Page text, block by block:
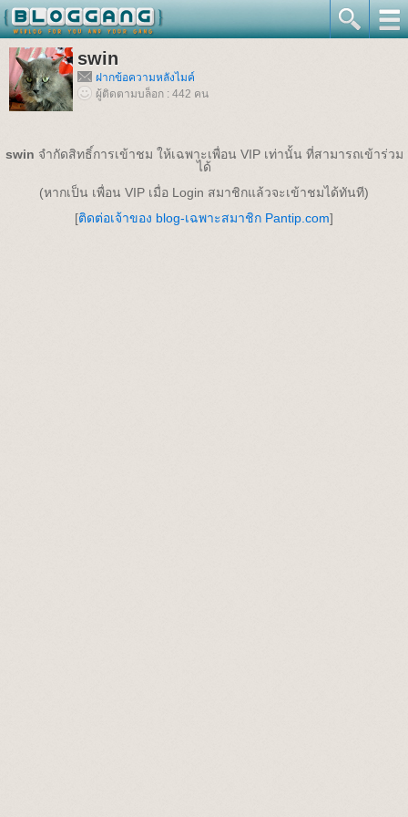
swin
ฝากข้อความหลังไมค์
ผู้ติดตามบล็อก : 442 คน
swin จำกัดสิทธิ์การเข้าชม ให้เฉพาะเพื่อน VIP เท่านั้น ที่สามารถเข้าร่วม
ได้
(หากเป็น เพื่อน VIP เมื่อ Login สมาชิกแล้วจะเข้าชมได้ทันที)
[ติดต่อเจ้าของ blog-เฉพาะสมาชิก Pantip.com]